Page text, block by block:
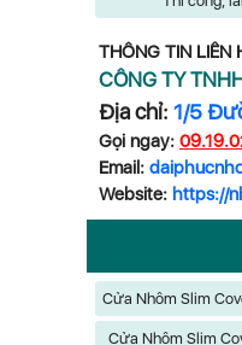
THÔNG TIN LIÊN
CÔNG TY
Địa chỉ: 1/5
Gọi ngay:
Email:
Website: https://
Cửa Nhôm Slim
Cửa Nhôm Slim